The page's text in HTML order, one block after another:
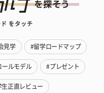
をタッチ
見学 #留学ロードマップ
ールモデル #プレゼント
生正直レビュー